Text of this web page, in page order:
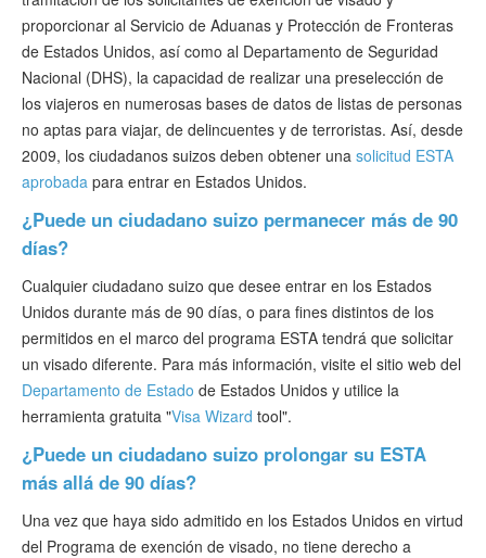
proporcionar al Servicio de Aduanas y Protección de Fronteras
de Estados Unidos, así como al Departamento de Seguridad
Nacional (DHS), la capacidad de realizar una preselección de
los viajeros en numerosas bases de datos de listas de personas
no aptas para viajar, de delincuentes y de terroristas. Así, desde
2009, los ciudadanos suizos deben obtener una solicitud ESTA
aprobada para entrar en Estados Unidos.
¿Puede un ciudadano suizo permanecer más de 90
días?
Cualquier ciudadano suizo que desee entrar en los Estados
Unidos durante más de 90 días, o para fines distintos de los
permitidos en el marco del programa ESTA tendrá que solicitar
un visado diferente. Para más información, visite el sitio web del
Departamento de Estado de Estados Unidos y utilice la
herramienta gratuita "Visa Wizard tool".
¿Puede un ciudadano suizo prolongar su ESTA
más allá de 90 días?
Una vez que haya sido admitido en los Estados Unidos en virtud
del Programa de exención de visado, no tiene derecho a